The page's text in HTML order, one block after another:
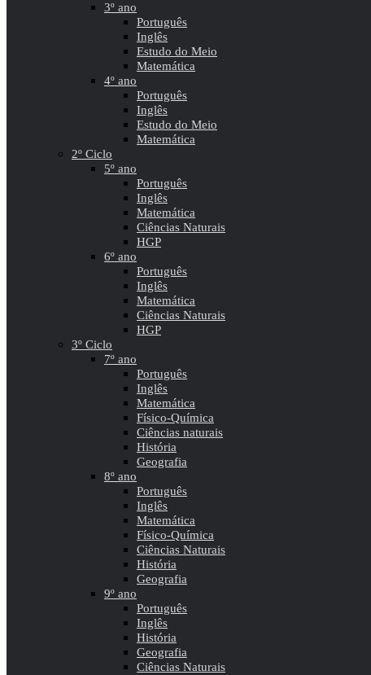
3º ano
Português
Inglês
Estudo do Meio
Matemática
4º ano
Português
Inglês
Estudo do Meio
Matemática
2º Ciclo
5º ano
Português
Inglês
Matemática
Ciências Naturais
HGP
6º ano
Português
Inglês
Matemática
Ciências Naturais
HGP
3º Ciclo
7º ano
Português
Inglês
Matemática
Físico-Química
Ciências naturais
História
Geografia
8º ano
Português
Inglês
Matemática
Físico-Química
Ciências Naturais
História
Geografia
9º ano
Português
Inglês
História
Geografia
Ciências Naturais